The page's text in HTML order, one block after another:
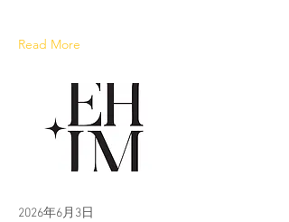
Read More
2026年6月3日